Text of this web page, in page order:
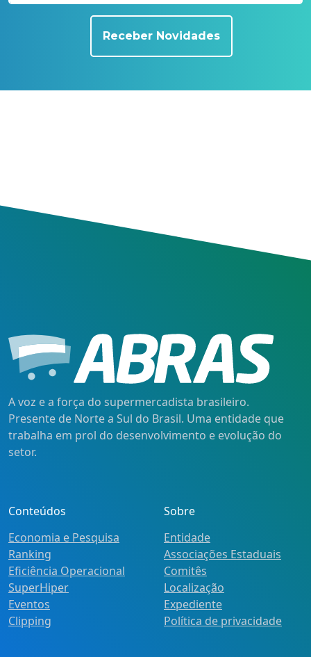
Receber Novidades
A voz e a força do supermercadista brasileiro.
Presente de Norte a Sul do Brasil. Uma entidade que
trabalha em prol do desenvolvimento e evolução do
setor.
Conteúdos
Economia e Pesquisa
Ranking
Eficiência Operacional
SuperHiper
Eventos
Clipping
Sobre
Entidade
Associações Estaduais
Comitês
Localização
Expediente
Política de privacidade